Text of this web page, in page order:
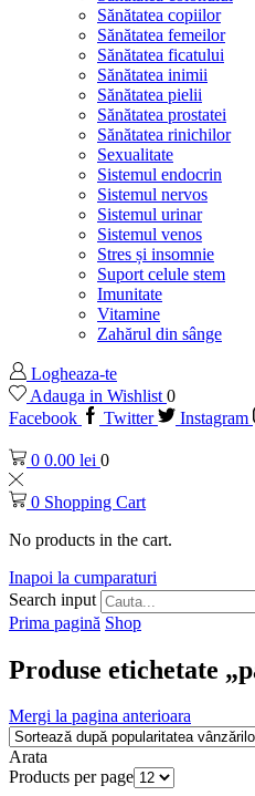
Sănătatea copiilor
Sănătatea femeilor
Sănătatea ficatului
Sănătatea inimii
Sănătatea pielii
Sănătatea prostatei
Sănătatea rinichilor
Sexualitate
Sistemul endocrin
Sistemul nervos
Sistemul urinar
Sistemul venos
Stres și insomnie
Suport celule stem
Imunitate
Vitamine
Zahărul din sânge
Logheaza-te
Adauga in Wishlist 0
Facebook
Twitter Instagram
0 0.00 lei 0
0 Shopping Cart
No products in the cart.
Inapoi la cumparaturi
Search input
Prima pagină Shop
Produse etichetate
Mergi la pagina anterioara
Arata
Products per page